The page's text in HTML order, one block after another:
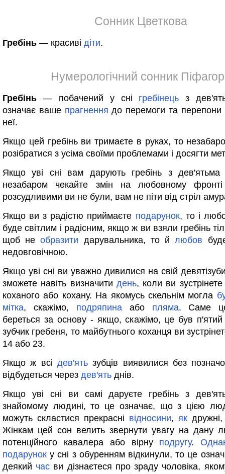
Сонник Цветкова
Гребінь — красиві діти.
Нумерологічний сонник
Гребінь — побачений у сні гребінець з
означає ваше прагнення до перемоги та
неї.
Якщо цей гребінь ви тримаєте в руках, то
розібратися з усіма своїми проблемами і досягти
Якщо уві сні вам дарують гребінь з дев'ятьма
незабаром чекайте змін на любовному
розсудливими ви не були, вам не піти від стріл
Якщо ви з радістю приймаєте подарунок, то і
буде світлим і радісним, якщо ж ви взяли гребінь
щоб необразити дарувальника, то йлюбов
недовговічною.
Якщо уві сні ви уважно дивилися на свій
зможете навіть визначити день, коли ви
коханого або кохану. На якомусь скельнім могла
мітка, скажімо, подряпинаабо пляма. Саме
береться за основу - якщо, скажімо, це був
зубчик гребеня, то майбутнього коханця ви
14 або 23.
Якщо ж всі дев'ять зубців виявилися без
відбудеться через дев'ять днів.
Якщо уві сні ви самі даруєте гребінь з
знайомому людині, то це означає, що з цією
можуть скластися прекрасні відносини, як
Жінкам цей сон велить звернути увагу на дану
потенційного кавалера або вірну подругу.
подарунок у сні з обуренням відкинули, то це
деякий час ви дізнаєтеся про зраду чоловіка,